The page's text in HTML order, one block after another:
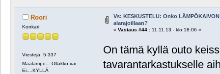
Roori
Konkari
Viestejä: 5 337
Maalämpo... Ollakko vai
Ei....KYLLÄ
Vs: KESKUSTELU: Onko
alarajoillaan?
« Vastaus #44 :11.11.13 - klo:18:06 »
On tämä kyllä outo
tavarantarkastukselle